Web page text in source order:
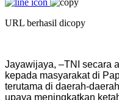
URL berhasil dicopy
Jayawijaya, –TNI secara
kepada masyarakat di
terutama di daerah-
upaya meningkatkan